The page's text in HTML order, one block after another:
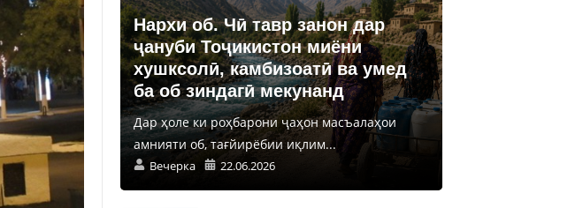
Нархи об. Чӣ тавр занон дар
ҷануби Тоҷикистон миёни
хушксолӣ, камбизоатӣ ва умед
ба об зиндагӣ мекунанд
Дар ҳоле ки роҳбарони ҷаҳон масъалаҳои
амнияти об, тағйирёбии иқлим...
Вечерка 22.06.2026